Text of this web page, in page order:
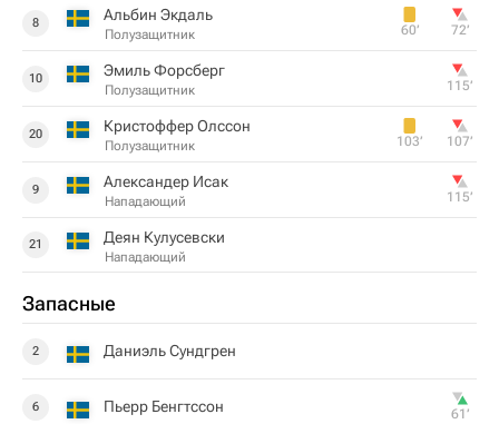
8 Альбин Экдаль
Полузащитник 60‎’‎ 72‎’‎
10 Эмиль Форсберг
Полузащитник 115‎’‎
20 Кристоффер Олссон
Полузащитник 103‎’‎ 107‎’‎
9 Александер Исак
Нападающий 115‎’‎
21 Деян Кулусевски
Нападающий
Запасные
2 Даниэль Сундгрен
6 Пьерр Бенгтссон 61‎’‎